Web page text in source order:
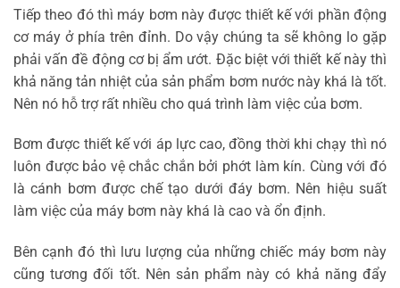
Tiếp theo đó thì máy bơm này được thiết kế với phần động
cơ máy ở phía trên đỉnh. Do vậy chúng ta sẽ không lo gặp
phải vấn đề động cơ bị ẩm ướt. Đặc biệt với thiết kế này thì
khả năng tản nhiệt của sản phẩm bơm nước này khá là tốt.
Nên nó hỗ trợ rất nhiều cho quá trình làm việc của bơm.
Bơm được thiết kế với áp lực cao, đồng thời khi chạy thì nó
luôn được bảo vệ chắc chắn bởi phớt làm kín. Cùng với đó
là cánh bơm được chế tạo dưới đáy bơm. Nên hiệu suất
làm việc của máy bơm này khá là cao và ổn định.
Bên cạnh đó thì lưu lượng của những chiếc máy bơm này
cũng tương đối tốt. Nên sản phẩm này có khả năng đẩy